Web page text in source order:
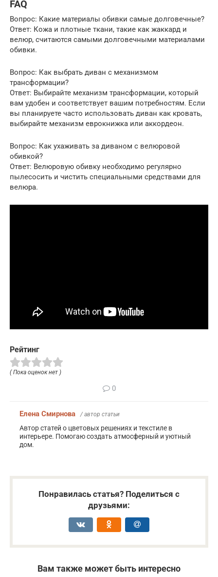
FAQ
Вопрос: Какие материалы обивки самые долговечные?
Ответ: Кожа и плотные ткани, такие как жаккард и
велюр, считаются самыми долговечными материалами
обивки.
Вопрос: Как выбрать диван с механизмом
трансформации?
Ответ: Выбирайте механизм трансформации, который
вам удобен и соответствует вашим потребностям. Если
вы планируете часто использовать диван как кровать,
выбирайте механизм еврокнижка или аккордеон.
Вопрос: Как ухаживать за диваном с велюровой
обивкой?
Ответ: Велюровую обивку необходимо регулярно
пылесосить и чистить специальными средствами для
велюра.
Рейтинг
( Пока оценок нет )
0
Елена Смирнова / автор статьи
Автор статей о цветовых решениях и текстиле в
интерьере. Помогаю создать атмосферный и уютный
дом.
Понравилась статья? Поделиться с
друзьями:
Вам также может быть интересно